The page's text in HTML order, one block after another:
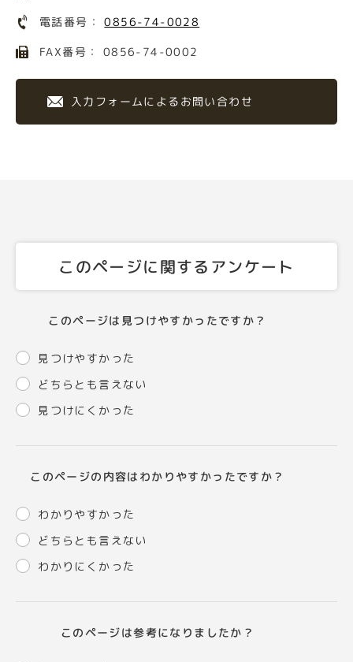
電話番号：0856-74-0028
FAX番号： 0856-74-0002
入力フォームによるお問い合わせ
このページに関するアンケート
このページは見つけやすかったですか？
見つけやすかった
どちらとも言えない
見つけにくかった
このページの内容はわかりやすかったですか？
わかりやすかった
どちらとも言えない
わかりにくかった
このページは参考になりましたか？